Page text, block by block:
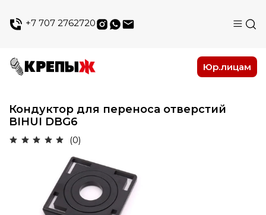
+7 707 2762720
Юр.лицам
Кондуктор для переноса отверстий
BIHUI DBG6
(0)